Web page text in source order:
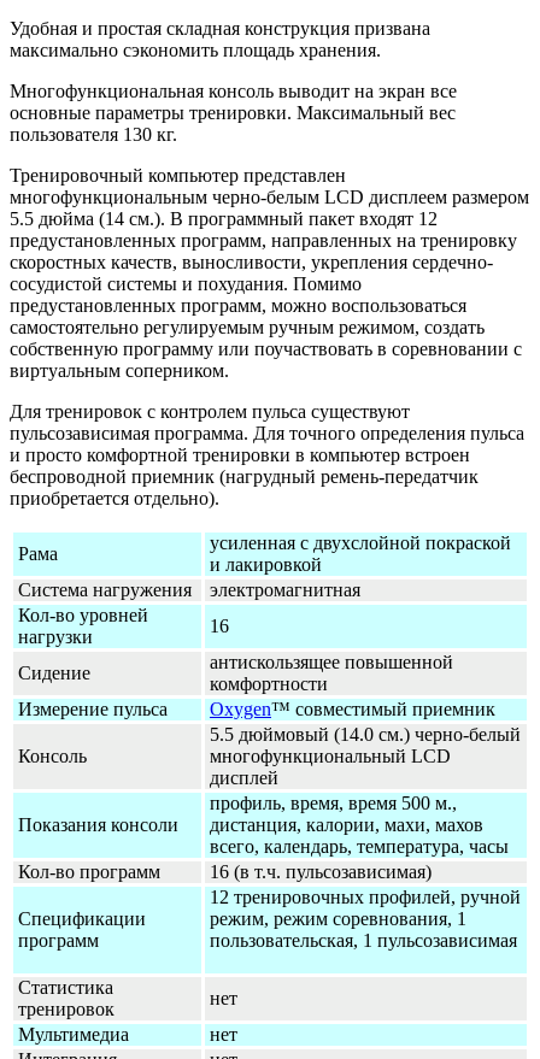
Удобная и простая складная конструкция призвана
максимально сэкономить площадь хранения.
Многофункциональная консоль выводит на экран все
основные параметры тренировки. Максимальный вес
пользователя 130 кг.
Тренировочный компьютер представлен
многофункциональным черно-белым LCD дисплеем размером
5.5 дюйма (14 см.). В программный пакет входят 12
предустановленных программ, направленных на тренировку
скоростных качеств, выносливости, укрепления сердечно-
сосудистой системы и похудания. Помимо
предустановленных программ, можно воспользоваться
самостоятельно регулируемым ручным режимом, создать
собственную программу или поучаствовать в соревновании с
виртуальным соперником.
Для тренировок с контролем пульса существуют
пульсозависимая программа. Для точного определения пульса
и просто комфортной тренировки в компьютер встроен
беспроводной приемник (нагрудный ремень-передатчик
приобретается отдельно).
Рама
усиленная с двухслойной покраской
и лакировкой
Система нагружения
электромагнитная
Кол-во уровней
нагрузки
16
Сидение
антискользящее повышенной
комфортности
Измерение пульса
Oxygen™ совместимый приемник
Консоль
5.5 дюймовый (14.0 см.) черно-белый
многофункциональный LCD
дисплей
Показания консоли
профиль, время, время 500 м.,
дистанция, калории, махи, махов
всего, календарь, температура, часы
Кол-во программ
16 (в т.ч. пульсозависимая)
Спецификации
программ
12 тренировочных профилей, ручной
режим, режим соревнования, 1
пользовательская, 1 пульсозависимая
Статистика
тренировок
нет
Мультимедиа
нет